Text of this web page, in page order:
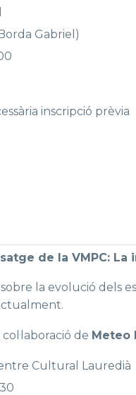
Gabriel)
inscripció prèvia
de la VMPC:
la evolució dels
de Meteo
Cultural Lauredià